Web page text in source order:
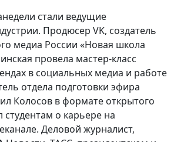
стали ведущие
Продюсер VK, создатель
медиа России «Новая школа
провела мастер-класс
в социальных медиа и работе
отдела подготовки эфира
Колосов в формате открытого
студентам о карьере на
Деловой журналист,